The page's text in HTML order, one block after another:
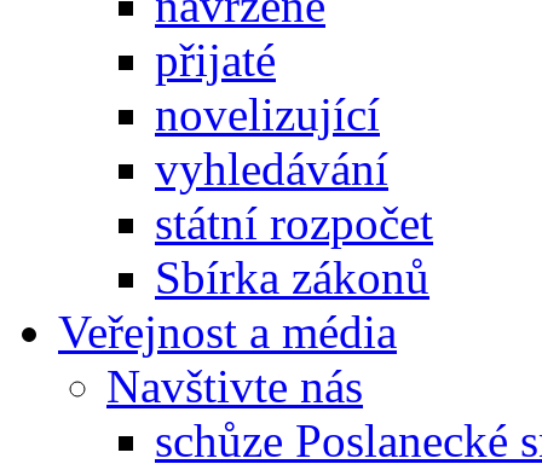
přijaté
novelizující
vyhledávání
státní rozpočet
Sbírka zákonů
Veřejnost a média
Navštivte nás
schůze Poslanecké